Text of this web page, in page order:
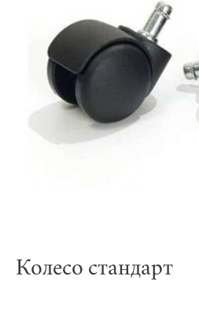
Колесо стандарт